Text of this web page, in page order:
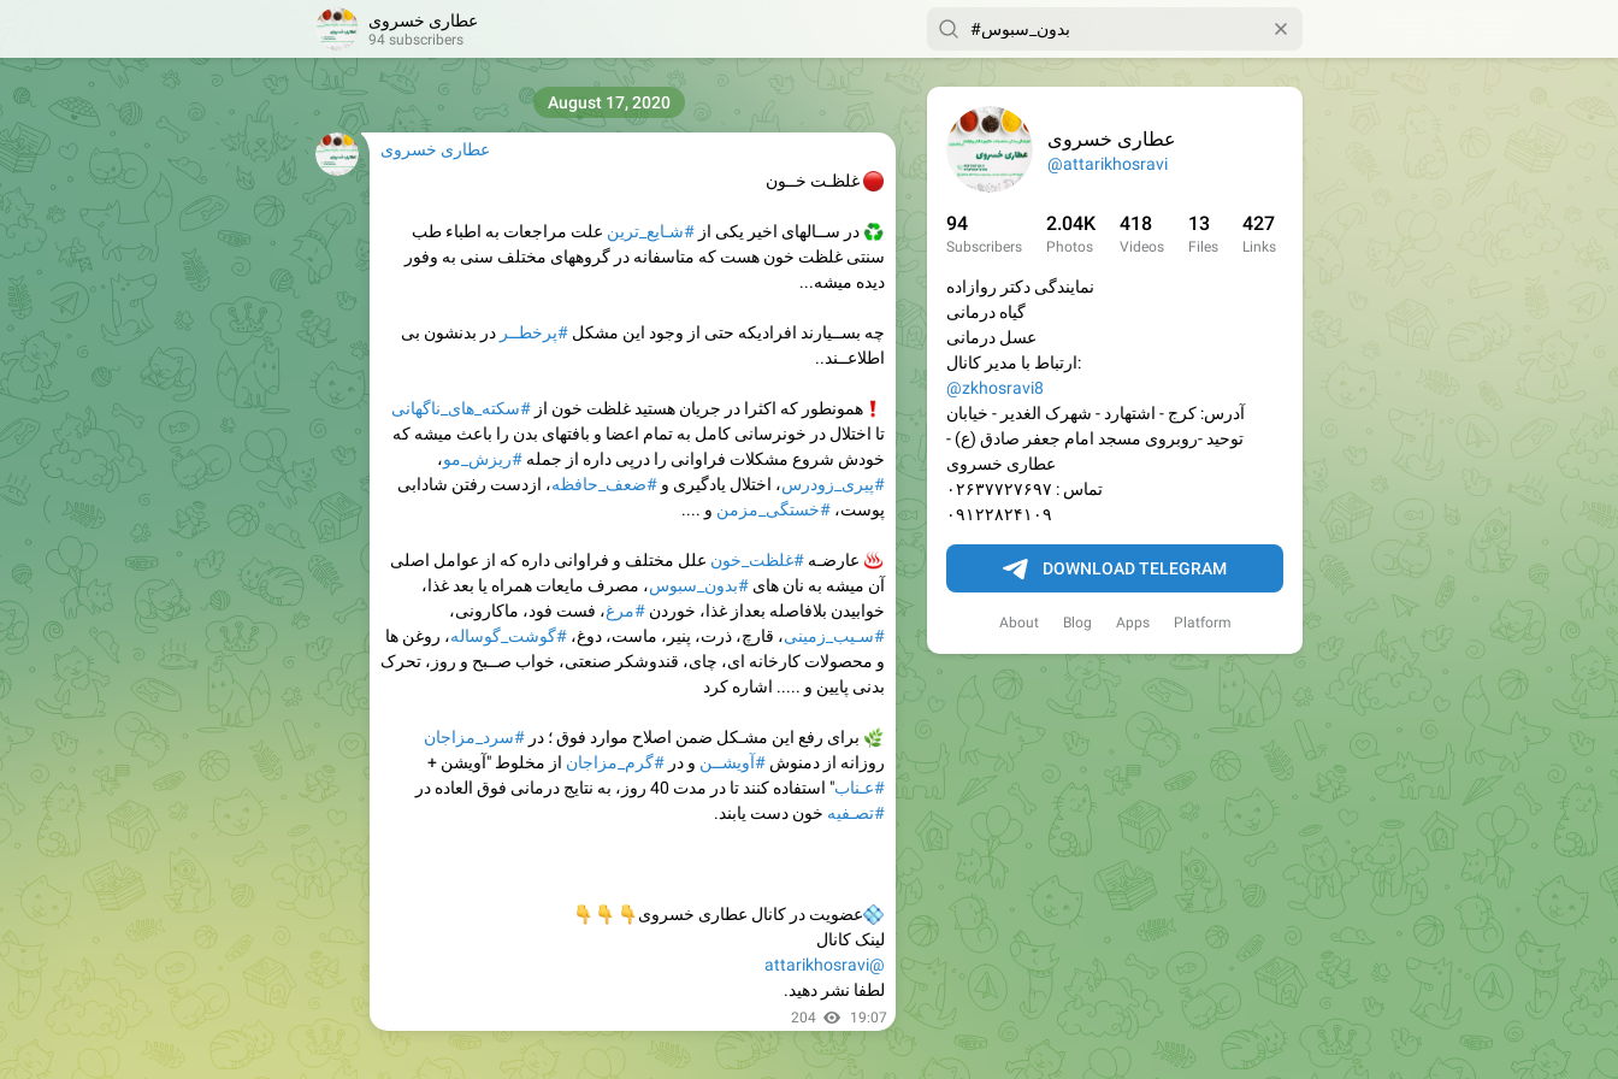
عطاری خسروی
@attarikhosravi
94
Subscribers
2.04K
Photos
418
Videos
13
Files
427
Links
نمایندگی دکتر روازاده
گیاه درمانی
عسل درمانی
ارتباط با مدیر کانال:
@zkhosravi8
آدرس: کرج - اشتهارد - شهرک الغدیر - خیابان
توحید -روبروی مسجد امام جعفر صادق (ع) -
عطاری خسروی
تماس : ۰۲۶۳۷۷۲۷۶۹۷
۰۹۱۲۲۸۲۴۱۰۹
DOWNLOAD TELEGRAM
About Blog Apps Platform
عطاری خسروی
94 subscribers
عطاری خسروی
🔴غلظـت خــون
♻️در ســالهای اخیر یکی از#شـایع_ترین علت مراجعات به اطباء طب
سنتی غلظت خون هست که متاسفانه در گروههای مختلف سنی به وفور
دیده میشه...
چه بســیارند افرادیکه حتی از وجود این مشکل #پرخطــر در بدنشون بی
اطلاعــند..
❗️همونطور که اکثرا در جریان هستید غلظت خون از#سکته_های_ناگهانی
تا اختلال در خونرسانی کامل به تمام اعضا و بافتهای بدن را باعث میشه که
خودش شروع مشکلات فراوانی را درپی داره از جمله #ریزش_مو،
#پیری_زودرس، اختلال یادگیری و #ضعف_حافظه، ازدست رفتن شادابی
پوست، #خستگی_مزمن و ....
♨️عارضـه#غلظت_خون علل مختلف و فراوانی داره که از عوامل اصلی
آن میشه به نان های #بدون_سبوس، مصرف مایعات همراه یا بعد غذا،
خوابیدن بلافاصله بعداز غذا، خوردن #مرغ، فست فود، ماکارونی،
#سـیب_زمینی، قارچ، ذرت، پنیر، ماست، دوغ، #گوشت_گوساله، روغن ها
و محصولات کارخانه ای، چای، قندوشکر صنعتی، خواب صــبح و روز، تحرک
بدنی پایین و ..... اشاره کرد
🌿برای رفع این مشـکل ضمن اصلاح موارد فوق ؛ در#سرد_مزاجان
روزانه از دمنوش #آویشــن و در #گرم_مزاجان از مخلوط "آویشن +
#عـناب" استفاده کنند تا در مدت 40 روز، به نتایج درمانی فوق العاده در
#تصـفیه خون دست یابند.
💠عضویت در کانال عطاری خسروی
👇
👇
👇
لینک کانال
@attarikhosravi
لطفا نشر دهید.
204 19:07
August 17, 2020